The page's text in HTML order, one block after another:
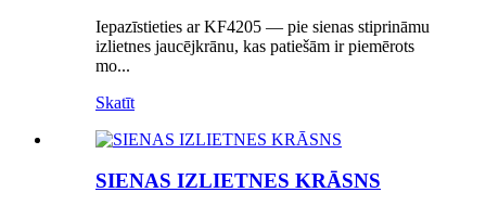
Iepazīstieties ar KF4205 — pie sienas stiprināmu
izlietnes jaucējkrānu, kas patiešām ir piemērots
mo...
Skatīt
SIENAS IZLIETNES KRĀSNS